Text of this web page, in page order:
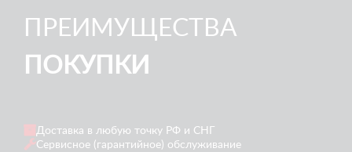
ПРЕИМУЩЕСТВА
ПОКУПКИ
Доставка в любую точку РФ и СНГ
Сервисное (гарантийное) обслуживание